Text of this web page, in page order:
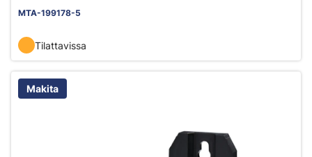
MTA-199178-5
Tilattavissa
Makita